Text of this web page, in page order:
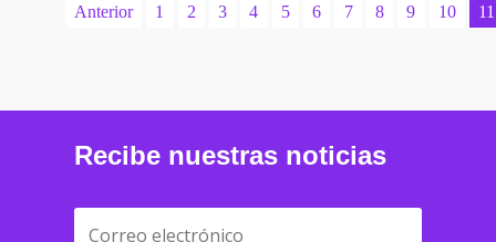
Anterior 1 2 3 4 5 6 7 8 9 10 11
Recibe nuestras noticias